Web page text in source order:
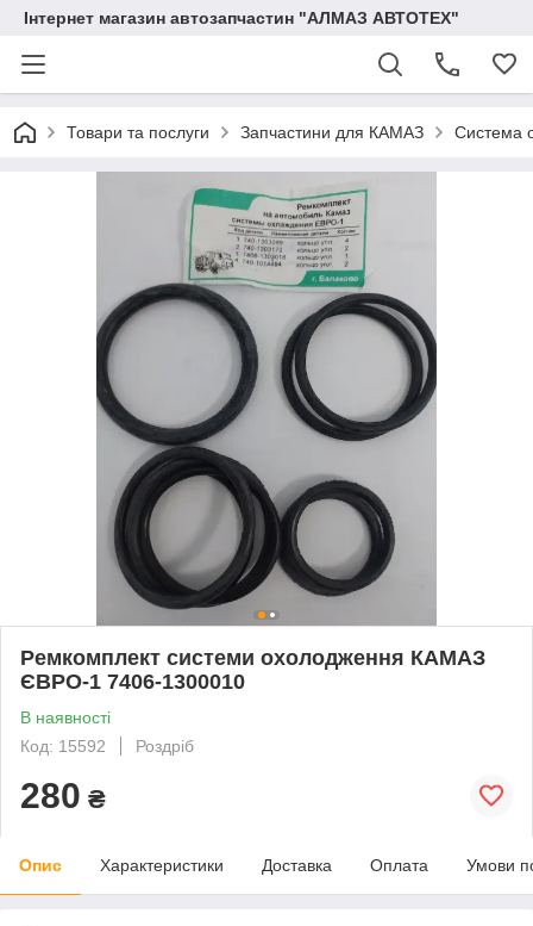
Інтернет магазин автозапчастин "АЛМАЗ АВТОТЕХ"
Товари та послуги Запчастини для КАМАЗ Система
Ремкомплект системи охолодження КАМАЗ
ЄВРО-1 7406-1300010
В наявності
Код: 15592
Роздріб
280 ₴
Опис Характеристики Доставка Оплата Умови